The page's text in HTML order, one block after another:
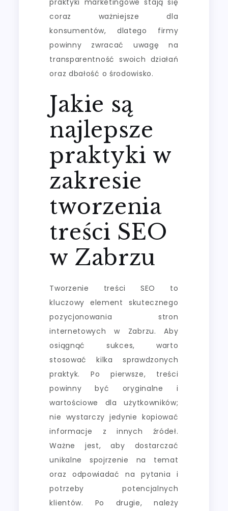
coraz ważniejsze dla
konsumentów, dlatego firmy
powinny zwracać uwagę na
transparentność swoich działań
oraz dbałość o środowisko.
Jakie są
najlepsze
praktyki w
zakresie
tworzenia
treści SEO
w Zabrzu
Tworzenie treści SEO to
kluczowy element skutecznego
pozycjonowania stron
internetowych w Zabrzu. Aby
osiągnąć sukces, warto
stosować kilka sprawdzonych
praktyk. Po pierwsze, treści
powinny być oryginalne i
wartościowe dla użytkowników;
nie wystarczy jedynie kopiować
informacje z innych źródeł.
Ważne jest, aby dostarczać
unikalne spojrzenie na temat
oraz odpowiadać na pytania i
potrzeby potencjalnych
klientów. Po drugie, należy